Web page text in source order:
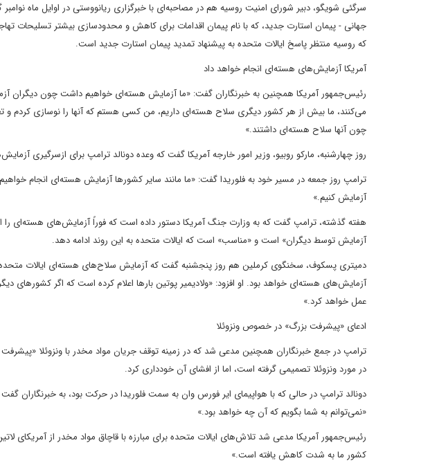
سرگئی شویگو، دبیر شورای امنیت روسیه هم در مصاحبه‌ای با خبرگزاری ریانووستی در اوایل ماه
جهانی - پیمان استارت جدید، که با نام پیمان اقدامات برای کاهش و محدودسازی بیشتر تسلیحات
که روسیه منتظر پاسخ ایالات متحده به پیشنهاد تمدید پیمان استارت جدید است.
آمریکا آزمایش‌های هسته‌ای انجام خواهد داد
رئیس‌جمهور آمریکا همچنین به خبرنگاران گفت: «ما آزمایش هسته‌ای خواهیم داشت چون دیگران
می‌کنند، ما بیش از هر کشور دیگری سلاح هسته‌ای داریم، من کسی هستم که آنها را نوسازی کردم و
چون آنها سلاح هسته‌ای داشتند.»
روز چهارشنبه، مارکو روبیو، وزیر امور خارجه آمریکا گفت که وعده دونالد ترامپ برای ازسرگیری
ترامپ روز جمعه در مسیر خود به فلوریدا گفت: «ما مانند سایر کشورها آزمایش هسته‌ای انجام
آزمایش کنیم.»
هفته گذشته، ترامپ گفت که به وزارت جنگ آمریکا دستور داده است که فوراً آزمایش‌های هسته‌ای را
آزمایش توسط دیگران» است و «مناسب» است که ایالات متحده به این روند ادامه دهد.
دمیتری پسکوف، سخنگوی کرملین هم روز پنجشنبه گفت که آزمایش سلاح‌های هسته‌ای ایالات
آزمایش‌های هسته‌ای خواهد بود. او افزود: «ولادیمیر پوتین بارها اعلام کرده است که اگر کشورهای
عمل خواهد کرد.»
ادعای «پیشرفت بزرگ» در خصوص ونزوئلا
ترامپ در جمع خبرنگاران همچنین مدعی شد که در زمینه توقف جریان مواد مخدر با ونزوئلا
در مورد ونزوئلا تصمیمی گرفته است، اما از افشای آن خودداری کرد.
دونالد ترامپ در حالی که با هواپیمای ایر فورس وان به سمت فلوریدا در حرکت بود، به خبرنگاران گفت
«نمی‌توانم به شما بگویم که آن چه خواهد بود.»
رئیس‌جمهور آمریکا مدعی شد تلاش‌های ایالات متحده برای مبارزه با قاچاق مواد مخدر از آمریکای
کشور ما به شدت کاهش یافته است.»